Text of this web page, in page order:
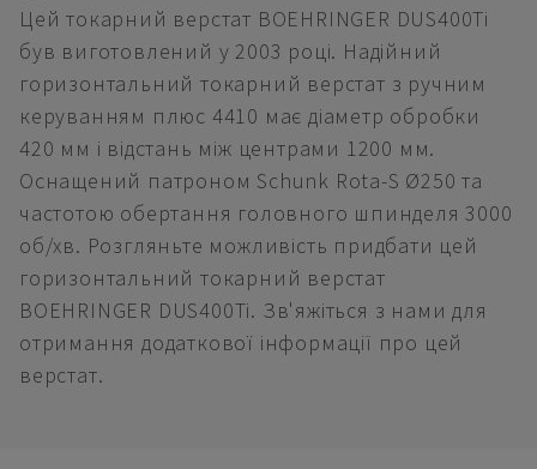
Цей токарний верстат BOEHRINGER DUS400Ti
був виготовлений у 2003 році. Надійний
горизонтальний токарний верстат з ручним
керуванням плюс 4410 має діаметр обробки
420 мм і відстань між центрами 1200 мм.
Оснащений патроном Schunk Rota-S Ø250 та
частотою обертання головного шпинделя 3000
об/хв. Розгляньте можливість придбати цей
горизонтальний токарний верстат
BOEHRINGER DUS400Ti. Зв'яжіться з нами для
отримання додаткової інформації про цей
верстат.